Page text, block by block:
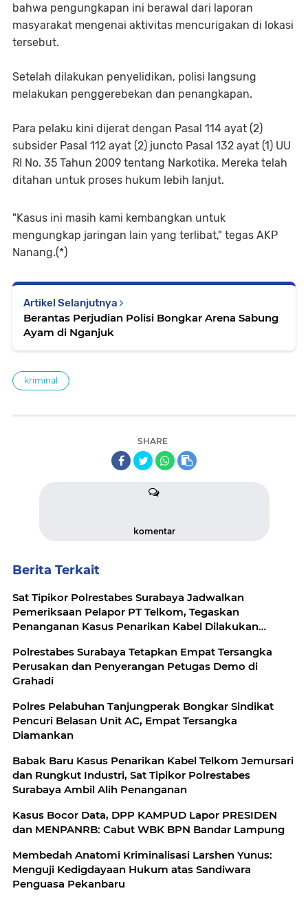
bahwa pengungkapan ini berawal dari laporan
masyarakat mengenai aktivitas mencurigakan di lokasi
tersebut.
Setelah dilakukan penyelidikan, polisi langsung
melakukan penggerebekan dan penangkapan.
Para pelaku kini dijerat dengan Pasal 114 ayat (2)
subsider Pasal 112 ayat (2) juncto Pasal 132 ayat (1) UU
RI No. 35 Tahun 2009 tentang Narkotika. Mereka telah
ditahan untuk proses hukum lebih lanjut.
"Kasus ini masih kami kembangkan untuk
mengungkap jaringan lain yang terlibat," tegas AKP
Nanang.(*)
Artikel Selanjutnya
Berantas Perjudian Polisi Bongkar Arena Sabung
Ayam di Nganjuk
kriminal
SHARE
komentar
Berita Terkait
Sat Tipikor Polrestabes Surabaya Jadwalkan
Pemeriksaan Pelapor PT Telkom, Tegaskan
Penanganan Kasus Penarikan Kabel Dilakukan
Polrestabes Surabaya Tetapkan Empat Tersangka
Perusakan dan Penyerangan Petugas Demo di
Grahadi
Polres Pelabuhan Tanjungperak Bongkar Sindikat
Pencuri Belasan Unit AC, Empat Tersangka
Diamankan
Babak Baru Kasus Penarikan Kabel Telkom Jemursari
dan Rungkut Industri, Sat Tipikor Polrestabes
Surabaya Ambil Alih Penanganan
Kasus Bocor Data, DPP KAMPUD Lapor PRESIDEN
dan MENPANRB: Cabut WBK BPN Bandar Lampung
Membedah Anatomi Kriminalisasi Larshen Yunus:
Menguji Kedigdayaan Hukum atas Sandiwara
Penguasa Pekanbaru